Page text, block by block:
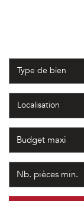
Type de bien
Localisation